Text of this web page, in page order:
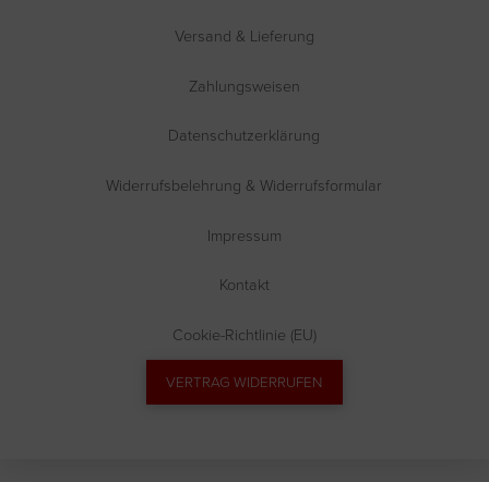
Versand & Lieferung
Zahlungsweisen
Datenschutzerklärung
Widerrufsbelehrung & Widerrufsformular
Impressum
Kontakt
Cookie-Richtlinie (EU)
VERTRAG WIDERRUFEN